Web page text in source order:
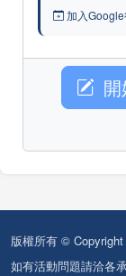
加入
版權所有 ©
如有活動問題請洽各